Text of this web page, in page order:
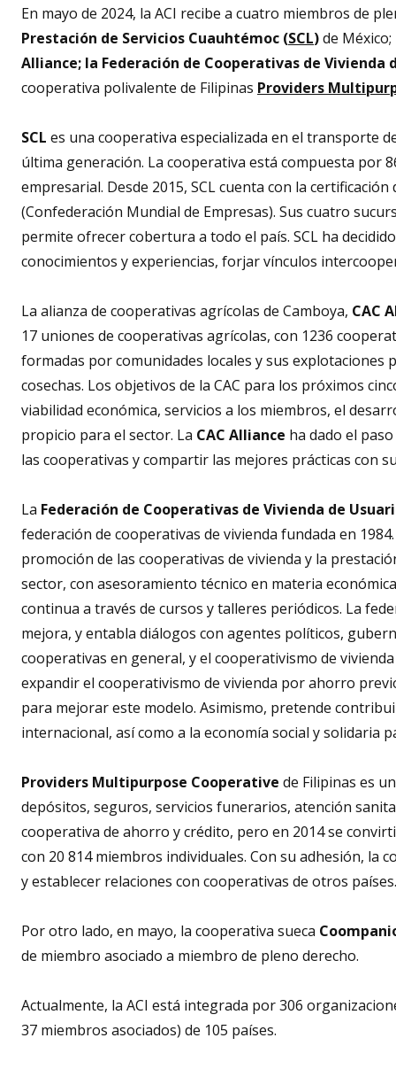
En mayo de 2024, la ACI recibe a cuatro miembros de
Prestación de Servicios Cuauhtémoc (SCL)de
Alliance; la Federación de Cooperativas de Vivienda
cooperativa polivalente de Filipinas Providers
SCL es una cooperativa especializada en el transporte
última generación. La cooperativa está compuesta por
empresarial. Desde 2015, SCL cuenta con la
(Confederación Mundial de Empresas). Sus cuatro
permite ofrecer cobertura a todo el país. SCL ha
conocimientos y experiencias, forjar vínculos
La alianza de cooperativas agrícolas de Camboya, CAC
17 uniones de cooperativas agrícolas, con 1236
formadas por comunidades locales y sus
cosechas. Los objetivos de la CAC para los próximos
viabilidad económica, servicios a los miembros, el
propicio para el sector. La CAC Alliance ha dado el
las cooperativas y compartir las mejores prácticas con
La Federación de Cooperativas de Vivienda de
federación de cooperativas de vivienda fundada en
promoción de las cooperativas de vivienda y la
sector, con asesoramiento técnico en materia
continua a través de cursos y talleres periódicos. La
mejora, y entabla diálogos con agentes políticos,
cooperativas en general, y el cooperativismo de
expandir el cooperativismo de vivienda por ahorro
para mejorar este modelo. Asimismo, pretende
internacional, así como a la economía social y solidaria
Providers Multipurpose Cooperative de Filipinas es
depósitos, seguros, servicios funerarios, atención
cooperativa de ahorro y crédito, pero en 2014 se
con 20 814 miembros individuales. Con su adhesión, la
y establecer relaciones con cooperativas de otros países.
Por otro lado, en mayo, la cooperativa sueca
de miembro asociado a miembro de pleno derecho.
Actualmente, la ACI está integrada por 306
37 miembros asociados) de 105 países.